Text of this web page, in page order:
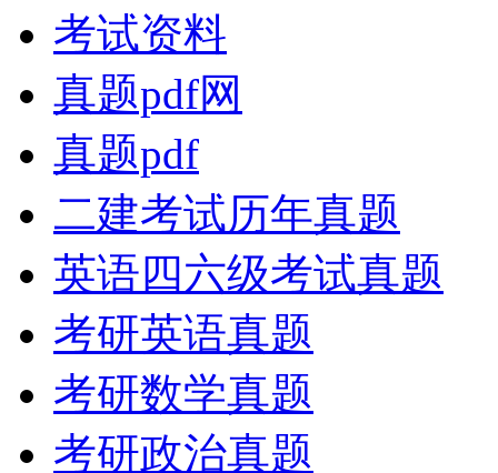
考试资料
真题pdf网
真题pdf
二建考试历年真题
英语四六级考试真题
考研英语真题
考研数学真题
考研政治真题